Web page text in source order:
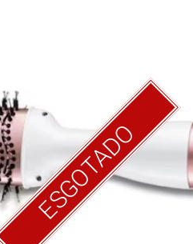
ESGOTADO